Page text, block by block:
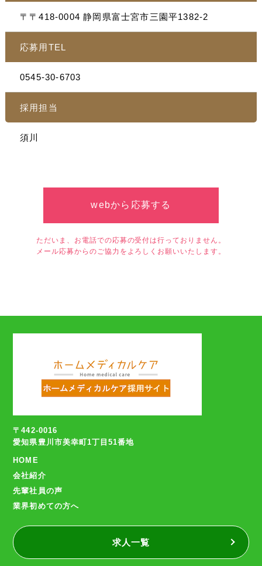
〒〒418-0004 静岡県富士宮市三園平1382-2
応募用TEL
0545-30-6703
採用担当
須川
webから応募する
ただいま、お電話での応募の受付は行っておりません。
メール応募からのご協力をよろしくお願いいたします。
〒442-0016
愛知県豊川市美幸町1丁目51番地
HOME
会社紹介
先輩社員の声
業界初めての方へ
求人一覧